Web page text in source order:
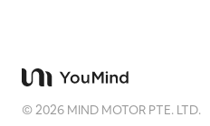
©2026 MIND MOTOR PTE. LTD.